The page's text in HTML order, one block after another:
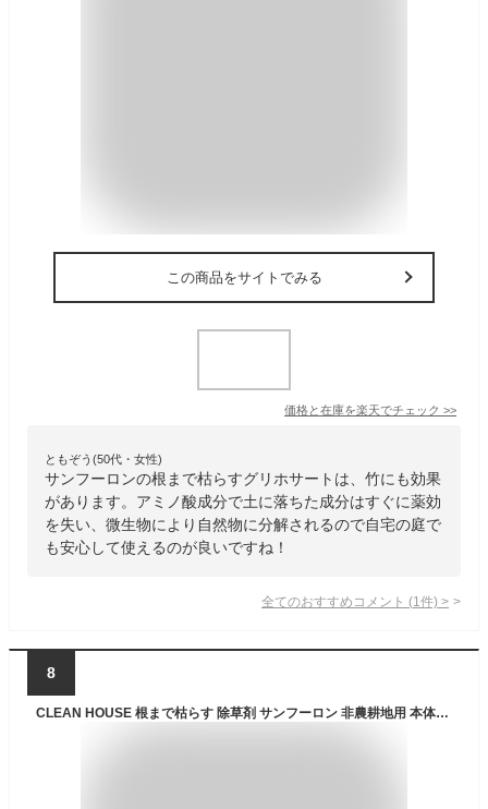
この商品をサイトでみる
価格と在庫を楽天でチェック >>
ともぞう(50代・女性)
サンフーロンの根まで枯らすグリホサートは、竹にも効果
があります。アミノ酸成分で土に落ちた成分はすぐに薬効
を失い、微生物により自然物に分解されるので自宅の庭で
も安心して使えるのが良いですね！
全てのおすすめコメント (1 件) >
8
CLEAN HOUSE 根まで枯らす 除草剤 サンフーロン 非農耕地用 本体ボトル シャワータイプ 4L 液体